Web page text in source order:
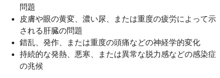
問題
皮膚や眼の黄変、濃い尿、または重度の疲労によって示
される肝臓の問題
錯乱、発作、または重度の頭痛などの神経学的変化
持続的な発熱、悪寒、または異常な脱力感などの感染症
の兆候